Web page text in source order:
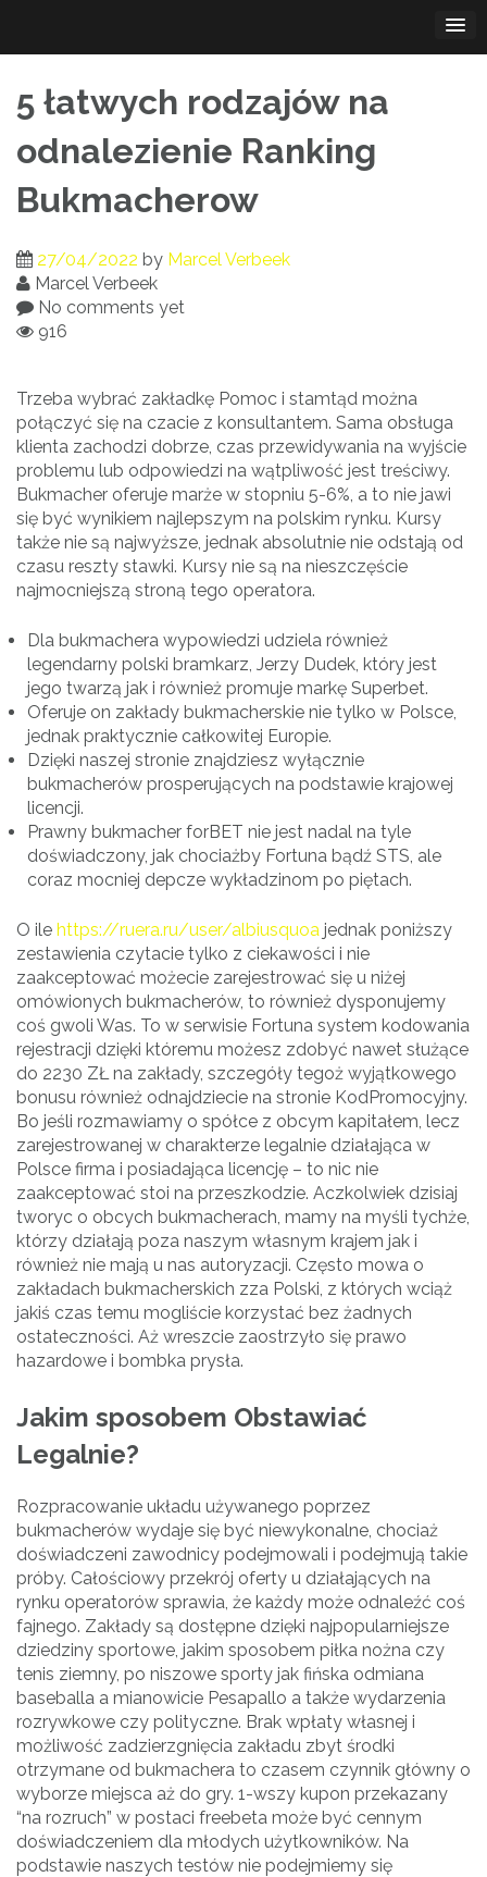
content
5 łatwych rodzajów na
odnalezienie Ranking
Bukmacherow
27/04/2022 by Marcel Verbeek
Marcel Verbeek
No comments yet
916
Trzeba wybrać zakładkę Pomoc i stamtąd można
połączyć się na czacie z konsultantem. Sama obsługa
klienta zachodzi dobrze, czas przewidywania na wyjście
problemu lub odpowiedzi na wątpliwość jest treściwy.
Bukmacher oferuje marże w stopniu 5-6%, a to nie jawi
się być wynikiem najlepszym na polskim rynku. Kursy
także nie są najwyższe, jednak absolutnie nie odstają od
czasu reszty stawki. Kursy nie są na nieszczęście
najmocniejszą stroną tego operatora.
Dla bukmachera wypowiedzi udziela również
legendarny polski bramkarz, Jerzy Dudek, który jest
jego twarzą jak i również promuje markę Superbet.
Oferuje on zakłady bukmacherskie nie tylko w Polsce,
jednak praktycznie całkowitej Europie.
Dzięki naszej stronie znajdziesz wyłącznie
bukmacherów prosperujących na podstawie krajowej
licencji.
Prawny bukmacher forBET nie jest nadal na tyle
doświadczony, jak chociażby Fortuna bądź STS, ale
coraz mocniej depcze wykładzinom po piętach.
O ile https://ruera.ru/user/albiusquoa jednak poniższy
zestawienia czytacie tylko z ciekawości i nie
zaakceptować możecie zarejestrować się u niżej
omówionych bukmacherów, to również dysponujemy
coś gwoli Was. To w serwisie Fortuna system kodowania
rejestracji dzięki któremu możesz zdobyć nawet służące
do 2230 ZŁ na zakłady, szczegóły tegoż wyjątkowego
bonusu również odnajdziecie na stronie KodPromocyjny.
Bo jeśli rozmawiamy o spółce z obcym kapitałem, lecz
zarejestrowanej w charakterze legalnie działająca w
Polsce firma i posiadająca licencję – to nic nie
zaakceptować stoi na przeszkodzie. Aczkolwiek dzisiaj
tworyc o obcych bukmacherach, mamy na myśli tychże,
którzy działają poza naszym własnym krajem jak i
również nie mają u nas autoryzacji. Często mowa o
zakładach bukmacherskich zza Polski, z których wciąż
jakiś czas temu mogliście korzystać bez żadnych
ostateczności. Aż wreszcie zaostrzyło się prawo
hazardowe i bombka prysła.
Jakim sposobem Obstawiać
Legalnie?
Rozpracowanie układu używanego poprzez
bukmacherów wydaje się być niewykonalne, chociaż
doświadczeni zawodnicy podejmowali i podejmują takie
próby. Całościowy przekrój oferty u działających na
rynku operatorów sprawia, że każdy może odnaleźć coś
fajnego. Zakłady są dostępne dzięki najpopularniejsze
dziedziny sportowe, jakim sposobem piłka nożna czy
tenis ziemny, po niszowe sporty jak fińska odmiana
baseballa a mianowicie Pesapallo a także wydarzenia
rozrywkowe czy polityczne. Brak wpłaty własnej i
możliwość zadzierzgnięcia zakładu zbyt środki
otrzymane od bukmachera to czasem czynnik główny o
wyborze miejsca aż do gry. 1-wszy kupon przekazany
“na rozruch” w postaci freebeta może być cennym
doświadczeniem dla młodych użytkowników. Na
podstawie naszych testów nie podejmiemy się